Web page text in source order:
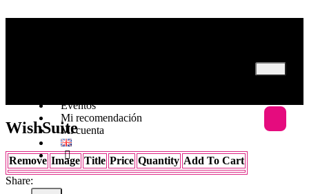
Eventos
Mi recomendación
Mi cuenta
WishSuite
Remove Image Title Price Quantity Add To Cart
Share: